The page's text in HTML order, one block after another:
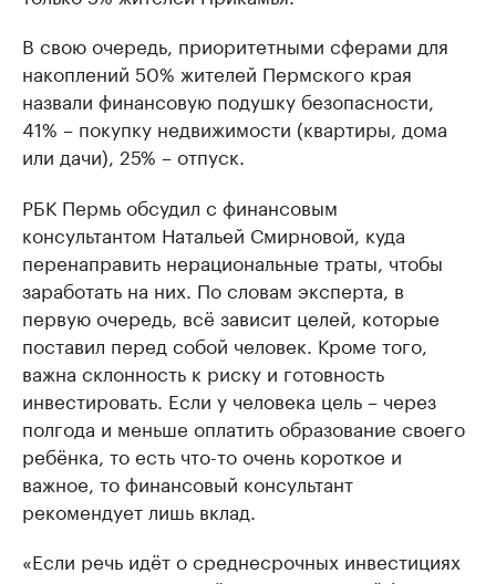
В свою очередь, приоритетными сферами для
накоплений 50% жителей Пермского края
назвали финансовую подушку безопасности,
41% – покупку недвижимости (квартиры, дома
или дачи), 25% – отпуск.
РБК Пермь обсудил с финансовым
консультантом Натальей Смирновой, куда
перенаправить нерациональные траты, чтобы
заработать на них. По словам эксперта, в
первую очередь, всё зависит целей, которые
поставил перед собой человек. Кроме того,
важна склонность к риску и готовность
инвестировать. Если у человека цель – через
полгода и меньше оплатить образование своего
ребёнка, то есть что-то очень короткое и
важное, то финансовый консультант
рекомендует лишь вклад.
«Если речь идёт о среднесрочных инвестициях